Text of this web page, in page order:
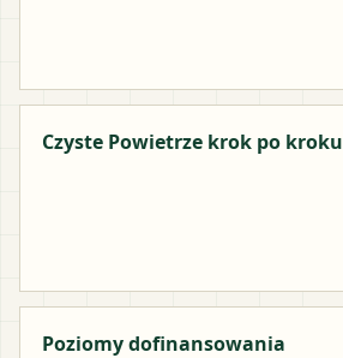
Czyste Powietrze krok po kroku
Poziomy dofinansowania